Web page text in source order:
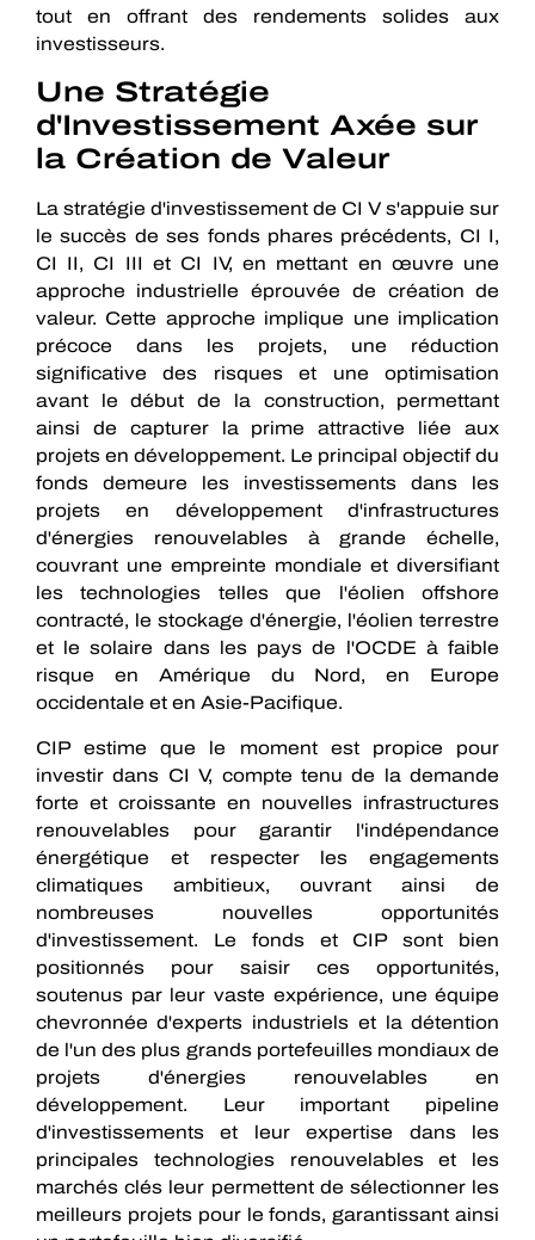
tout en offrant des rendements solides aux
investisseurs.
Une Stratégie
d'Investissement Axée sur
la Création de Valeur
La stratégie d'investissement de CI V s'appuie sur
le succès de ses fonds phares précédents, CI I,
CI II, CI III et CI IV, en mettant en œuvre une
approche industrielle éprouvée de création de
valeur. Cette approche implique une implication
précoce dans les projets, une réduction
significative des risques et une optimisation
avant le début de la construction, permettant
ainsi de capturer la prime attractive liée aux
projets en développement. Le principal objectif du
fonds demeure les investissements dans les
projets en développement d'infrastructures
d'énergies renouvelables à grande échelle,
couvrant une empreinte mondiale et diversifiant
les technologies telles que l'éolien offshore
contracté, le stockage d'énergie, l'éolien terrestre
et le solaire dans les pays de l'OCDE à faible
risque en Amérique du Nord, en Europe
occidentale et en Asie-Pacifique.
CIP estime que le moment est propice pour
investir dans CI V, compte tenu de la demande
forte et croissante en nouvelles infrastructures
renouvelables pour garantir l'indépendance
énergétique et respecter les engagements
climatiques ambitieux, ouvrant ainsi de
nombreuses nouvelles opportunités
d'investissement. Le fonds et CIP sont bien
positionnés pour saisir ces opportunités,
soutenus par leur vaste expérience, une équipe
chevronnée d'experts industriels et la détention
de l'un des plus grands portefeuilles mondiaux de
projets d'énergies renouvelables en
développement. Leur important pipeline
d'investissements et leur expertise dans les
principales technologies renouvelables et les
marchés clés leur permettent de sélectionner les
meilleurs projets pour le fonds, garantissant ainsi